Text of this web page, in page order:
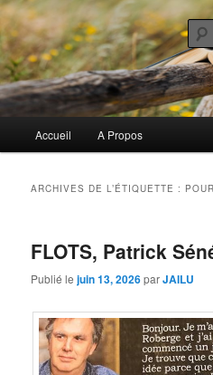
Aller
au
contenu
principal
Aller
au
contenu
secondaireBiblioclo
Commentaires littéraires en tout
principal
Accueil A Propos
ARCHIVES DE L’ÉTIQUETTE :
FLOTS, Patrick
Publié lejuin 13, 2026parJAILU